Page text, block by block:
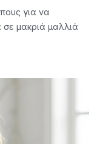
για να
μακριά μαλλιά